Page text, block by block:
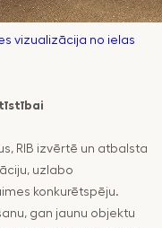
vizualizācija no ielas
RIB izvērtē un atbalsta
uzlabo
konkurētspēju.
gan jaunu objektu